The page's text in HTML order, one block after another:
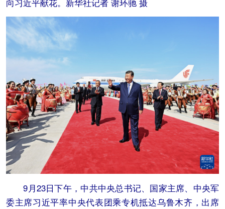
向习近平献花。新华社记者 谢环驰 摄
9月23日下午，中共中央总书记、国家主席、中央军
委主席习近平率中央代表团乘专机抵达乌鲁木齐，出席